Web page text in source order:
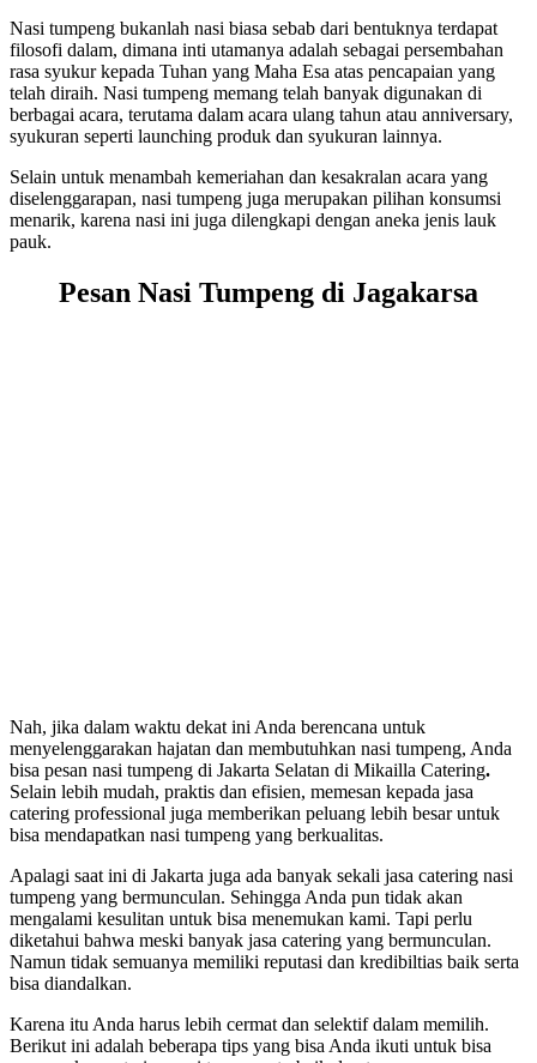
Nasi tumpeng bukanlah nasi biasa sebab dari bentuknya terdapat
filosofi dalam, dimana inti utamanya adalah sebagai persembahan
rasa syukur kepada Tuhan yang Maha Esa atas pencapaian yang
telah diraih. Nasi tumpeng memang telah banyak digunakan di
berbagai acara, terutama dalam acara ulang tahun atau anniversary,
syukuran seperti launching produk dan syukuran lainnya.
Selain untuk menambah kemeriahan dan kesakralan acara yang
diselenggarapan, nasi tumpeng juga merupakan pilihan konsumsi
menarik, karena nasi ini juga dilengkapi dengan aneka jenis lauk
pauk.
Pesan Nasi Tumpeng di Jagakarsa
Nah, jika dalam waktu dekat ini Anda berencana untuk
menyelenggarakan hajatan dan membutuhkan nasi tumpeng, Anda
bisa pesan nasi tumpeng di Jakarta Selatan di Mikailla Catering.
Selain lebih mudah, praktis dan efisien, memesan kepada jasa
catering professional juga memberikan peluang lebih besar untuk
bisa mendapatkan nasi tumpeng yang berkualitas.
Apalagi saat ini di Jakarta juga ada banyak sekali jasa catering nasi
tumpeng yang bermunculan. Sehingga Anda pun tidak akan
mengalami kesulitan untuk bisa menemukan kami. Tapi perlu
diketahui bahwa meski banyak jasa catering yang bermunculan.
Namun tidak semuanya memiliki reputasi dan kredibiltias baik serta
bisa diandalkan.
Karena itu Anda harus lebih cermat dan selektif dalam memilih.
Berikut ini adalah beberapa tips yang bisa Anda ikuti untuk bisa